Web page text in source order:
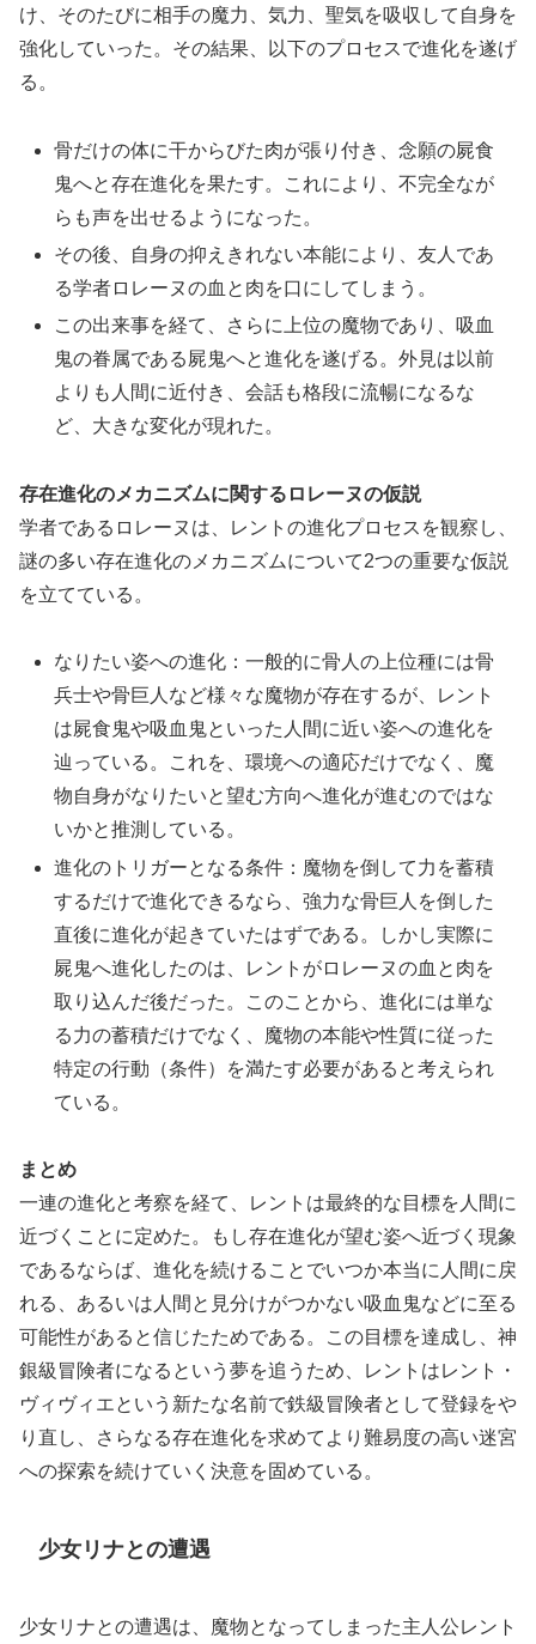
け、そのたびに相手の魔力、気力、聖気を吸収して自身を
強化していった。その結果、以下のプロセスで進化を遂げ
る。
骨だけの体に干からびた肉が張り付き、念願の屍食
鬼へと存在進化を果たす。これにより、不完全なが
らも声を出せるようになった。
その後、自身の抑えきれない本能により、友人であ
る学者ロレーヌの血と肉を口にしてしまう。
この出来事を経て、さらに上位の魔物であり、吸血
鬼の眷属である屍鬼へと進化を遂げる。外見は以前
よりも人間に近付き、会話も格段に流暢になるな
ど、大きな変化が現れた。
存在進化のメカニズムに関するロレーヌの仮説
学者であるロレーヌは、レントの進化プロセスを観察し、
謎の多い存在進化のメカニズムについて2つの重要な仮説
を立てている。
なりたい姿への進化：一般的に骨人の上位種には骨
兵士や骨巨人など様々な魔物が存在するが、レント
は屍食鬼や吸血鬼といった人間に近い姿への進化を
辿っている。これを、環境への適応だけでなく、魔
物自身がなりたいと望む方向へ進化が進むのではな
いかと推測している。
進化のトリガーとなる条件：魔物を倒して力を蓄積
するだけで進化できるなら、強力な骨巨人を倒した
直後に進化が起きていたはずである。しかし実際に
屍鬼へ進化したのは、レントがロレーヌの血と肉を
取り込んだ後だった。このことから、進化には単な
る力の蓄積だけでなく、魔物の本能や性質に従った
特定の行動（条件）を満たす必要があると考えられ
ている。
まとめ
一連の進化と考察を経て、レントは最終的な目標を人間に
近づくことに定めた。もし存在進化が望む姿へ近づく現象
であるならば、進化を続けることでいつか本当に人間に戻
れる、あるいは人間と見分けがつかない吸血鬼などに至る
可能性があると信じたためである。この目標を達成し、神
銀級冒険者になるという夢を追うため、レントはレント・
ヴィヴィエという新たな名前で鉄級冒険者として登録をや
り直し、さらなる存在進化を求めてより難易度の高い迷宮
への探索を続けていく決意を固めている。
少女リナとの遭遇
少女リナとの遭遇は、魔物となってしまった主人公レント